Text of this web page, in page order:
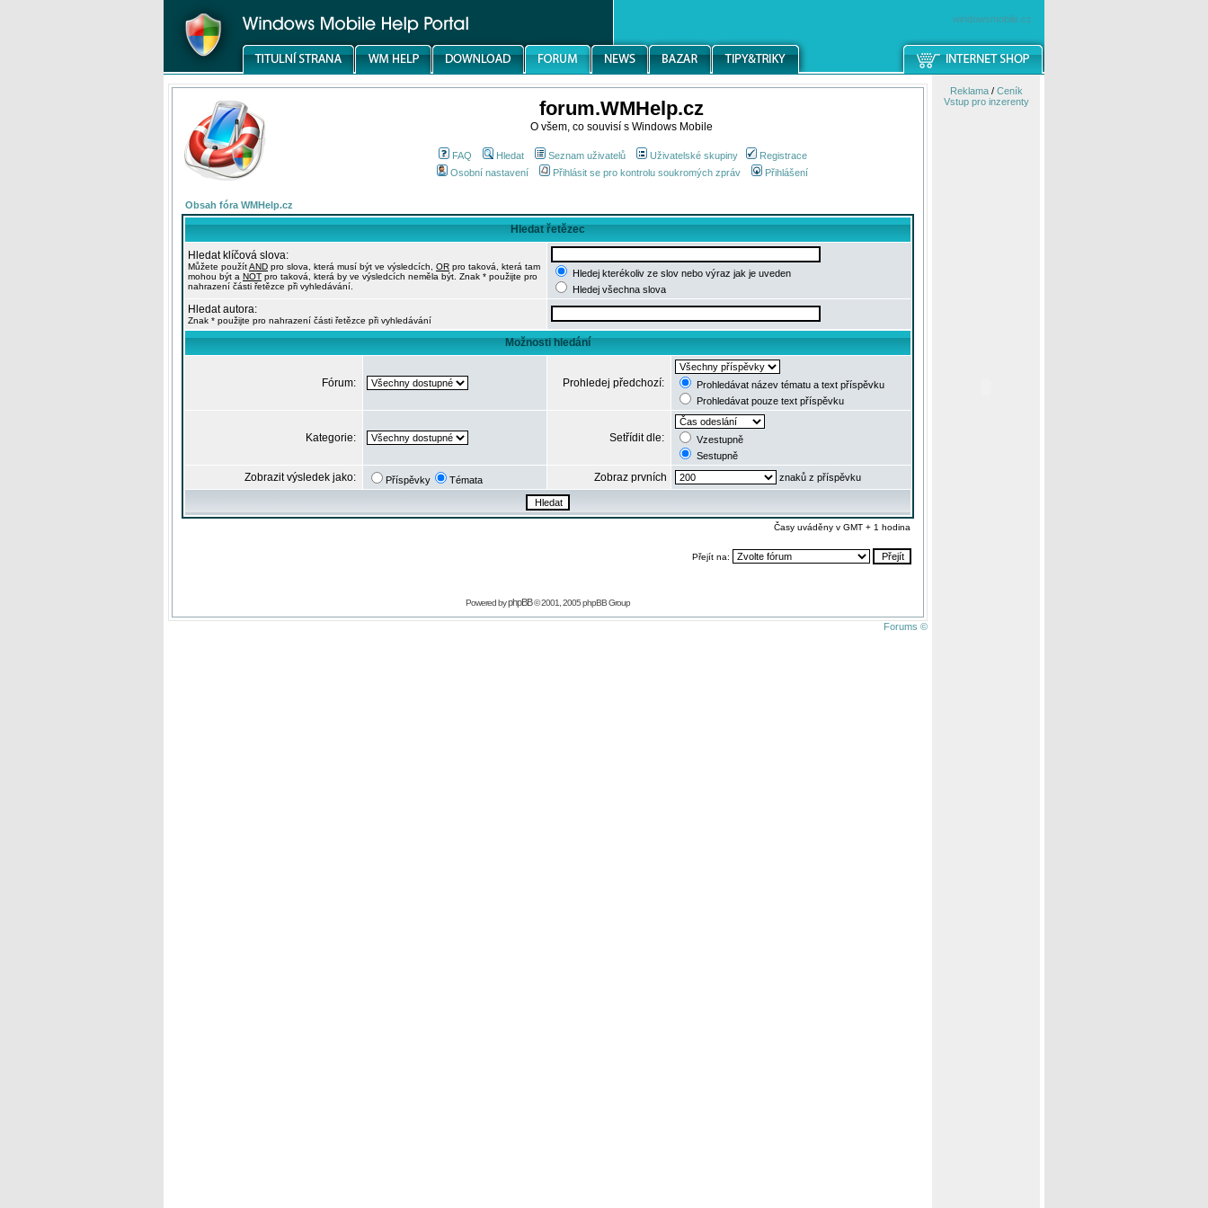
windowsmobile.cz
forum.WMHelp.cz
O všem, co souvisí s Windows Mobile
FAQ Hledat Seznam uživatelů Uživatelské skupiny
Registrace
Osobní nastavení
Přihlásit se pro kontrolu soukromých zpráv Přihlášení
Obsah fóra WMHelp.cz
Hledat řetězec
Hledat klíčová slova:
Můžete použítAND pro slova, která musí být ve výsledcích, OR pro taková, která tam
mohou být a NOT pro taková, která by ve výsledcích neměla být. Znak * použijte pro
nahrazení části řetězce při vyhledávání.
Hledej kterékoliv ze slov nebo výraz jak je uveden
Hledej všechna slova
Hledat autora:
Znak * použijte pro nahrazení části řetězce při vyhledávání
Možnosti hledání
Fórum: Prohledej předchozí:
Prohledávat název tématu a text příspěvku
Prohledávat pouze text příspěvku
Kategorie: Setřídit dle:
Vzestupně
Sestupně
Zobrazit výsledek jako: Příspěvky Témata Zobraz prvních znaků z příspěvku
Časy uváděny v GMT + 1 hodina
Přejít na:
Powered byphpBB© 2001, 2005 phpBB Group
Forums ©
Reklama/ Ceník
Vstup pro inzerenty